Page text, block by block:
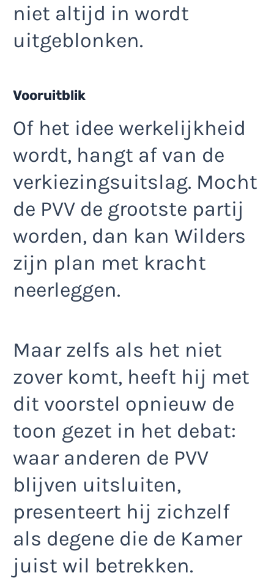
niet altijd in wordt
uitgeblonken.
Vooruitblik
Of het idee werkelijkheid
wordt, hangt af van de
verkiezingsuitslag. Mocht
de PVV de grootste partij
worden, dan kan Wilders
zijn plan met kracht
neerleggen.
Maar zelfs als het niet
zover komt, heeft hij met
dit voorstel opnieuw de
toon gezet in het debat:
waar anderen de PVV
blijven uitsluiten,
presenteert hij zichzelf
als degene die de Kamer
juist wil betrekken.